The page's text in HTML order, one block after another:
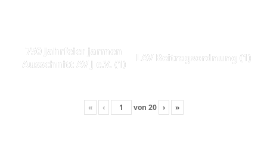
750 Jahrfeier jarmen
Ausschnitt AV J e.V. (1)
LAV Beitragsordnung (1)
« ‹ von 20 › »